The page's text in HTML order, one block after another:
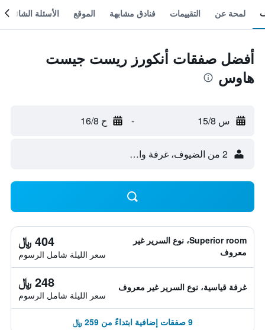
لمحة عن التقييمات فنادق مشابهة الموقع الأسئلة الشائعة
أفضل صفقات أنكورز ريست جيست
هاوس
س 15/8 - ح 16/8
2 من الضيوف، غرفة واحدة
Superior room، نوع السرير غير
معروف
404 ﷼
سعر الليلة شامل الرسوم
غرفة قياسية، نوع السرير غير معروف 248 ﷼
سعر الليلة شامل الرسوم
9 صفقات إضافية ابتداءً من 259 ﷼